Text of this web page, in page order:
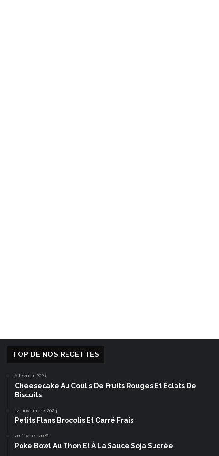
TOP DE NOS RECETTES
6 février 2026
Cheesecake Au Coulis De Fruits Rouges Et Éclats De
Biscuits
14 novembre 2024
Petits Flans Brocolis Et Carré Frais
20 février 2026
Poke Bowl Au Thon Et À La Sauce Soja Sucrée